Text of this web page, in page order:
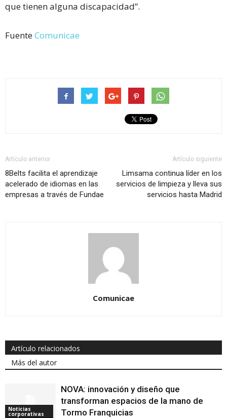
que tienen alguna discapacidad”.
FuenteComunicae
Artículo anterior
8Belts facilita el aprendizaje
acelerado de idiomas en las
empresas a través de Fundae
Artículo siguiente
Limsama continua líder en los
servicios de limpieza y lleva sus
servicios hasta Madrid
Comunicae
Artículo relacionados
Más del autor
Noticias
corporativas
NOVA: innovación y diseño que
transforman espacios de la mano de
Tormo Franquicias